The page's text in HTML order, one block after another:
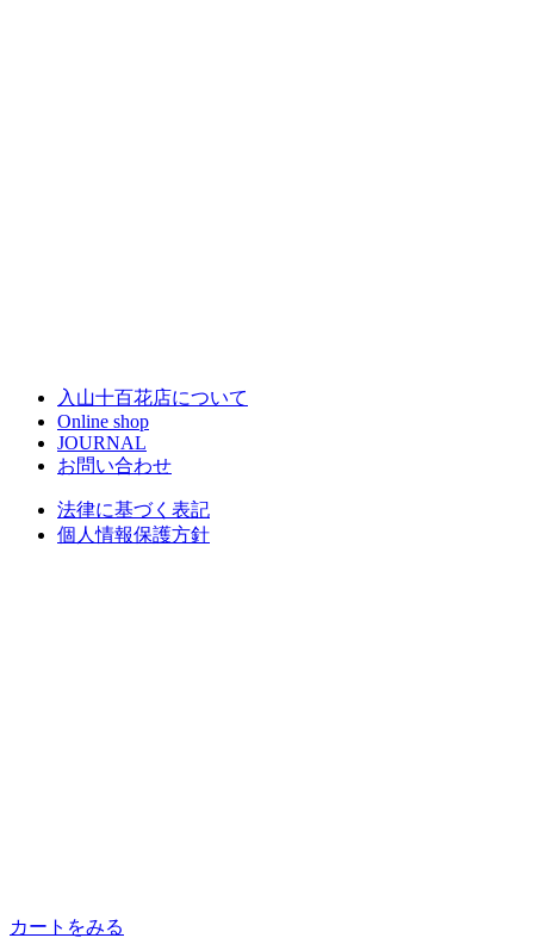
入山十百花店について
Online shop
JOURNAL
お問い合わせ
法律に基づく表記
個人情報保護方針
カートをみる